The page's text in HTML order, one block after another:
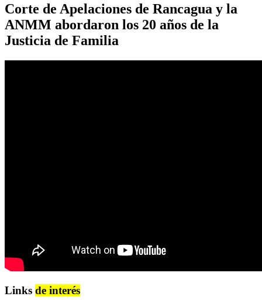
Corte de Apelaciones de Rancagua y la
ANMM abordaron los 20 años de la
Justicia de Familia
Links de interés